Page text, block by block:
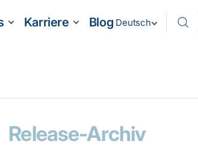
Deutsch
Karriere Blog
Release-Archiv